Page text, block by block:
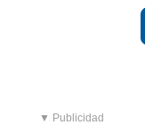
▼ Publicidad